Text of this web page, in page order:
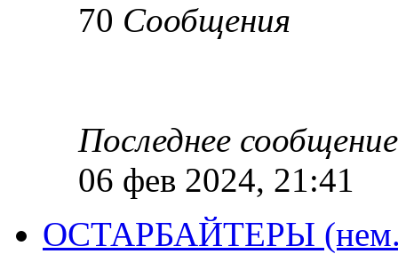
70 Сообщения
Последнее сообщение
06 фев 2024, 21:41
ОСТАРБАЙТЕРЫ (нем.